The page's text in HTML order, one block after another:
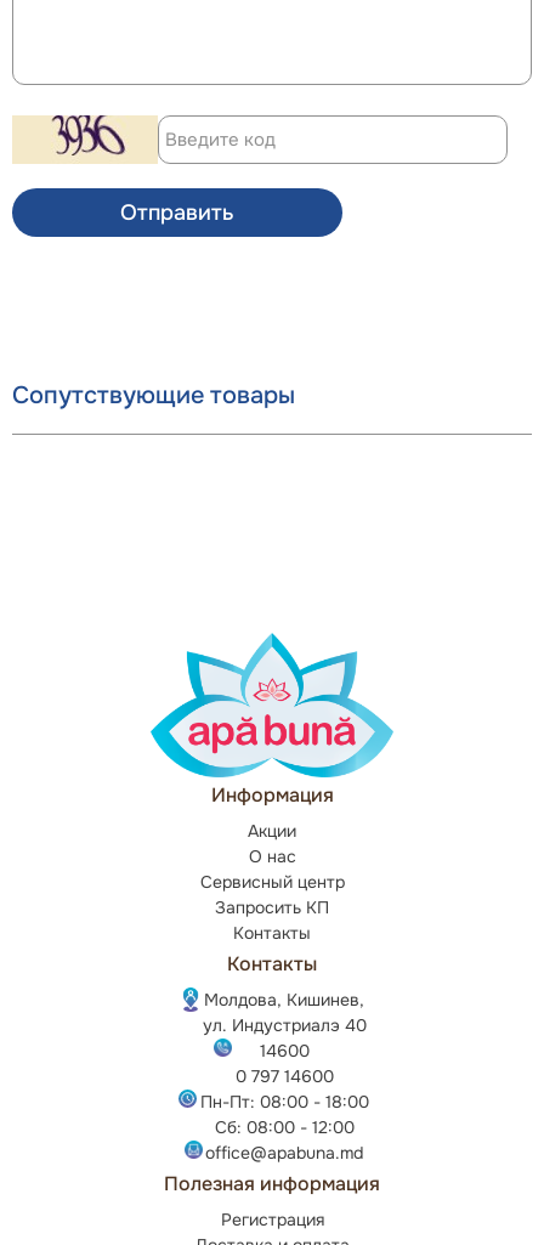
Отправить
Сопутствующие товары
Информация
Акции
О нас
Сервисный центр
Запросить КП
Контакты
Контакты
Молдова, Кишинев,
ул. Индустриалэ 40
14600
0 797 14600
Пн-Пт: 08:00 - 18:00
Сб: 08:00 - 12:00
office@apabuna.md
Полезная информация
Регистрация